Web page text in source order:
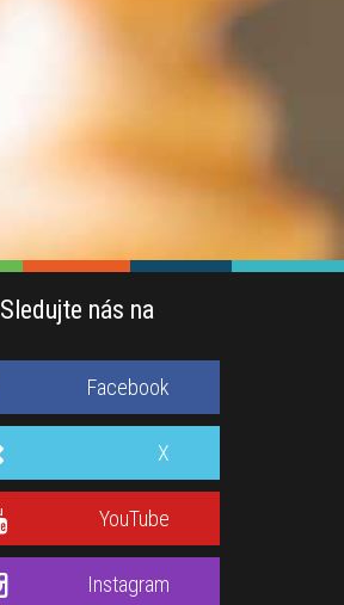
Sledujte nás na
Facebook
X
YouTube
Instagram